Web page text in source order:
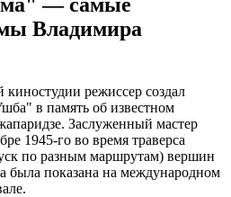
Владимира
режиссер создал
в память об известном
Заслуженный мастер
1945-го во время траверса
по разным маршрутам) вершин
была показана на международном